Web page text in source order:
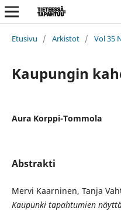
Etusivu / Arkistot / Vol 35
Kaupungin
Aura Korppi-Tommola
Abstrakti
Mervi Kaarninen, Tanja
Kaupunki tapahtumien